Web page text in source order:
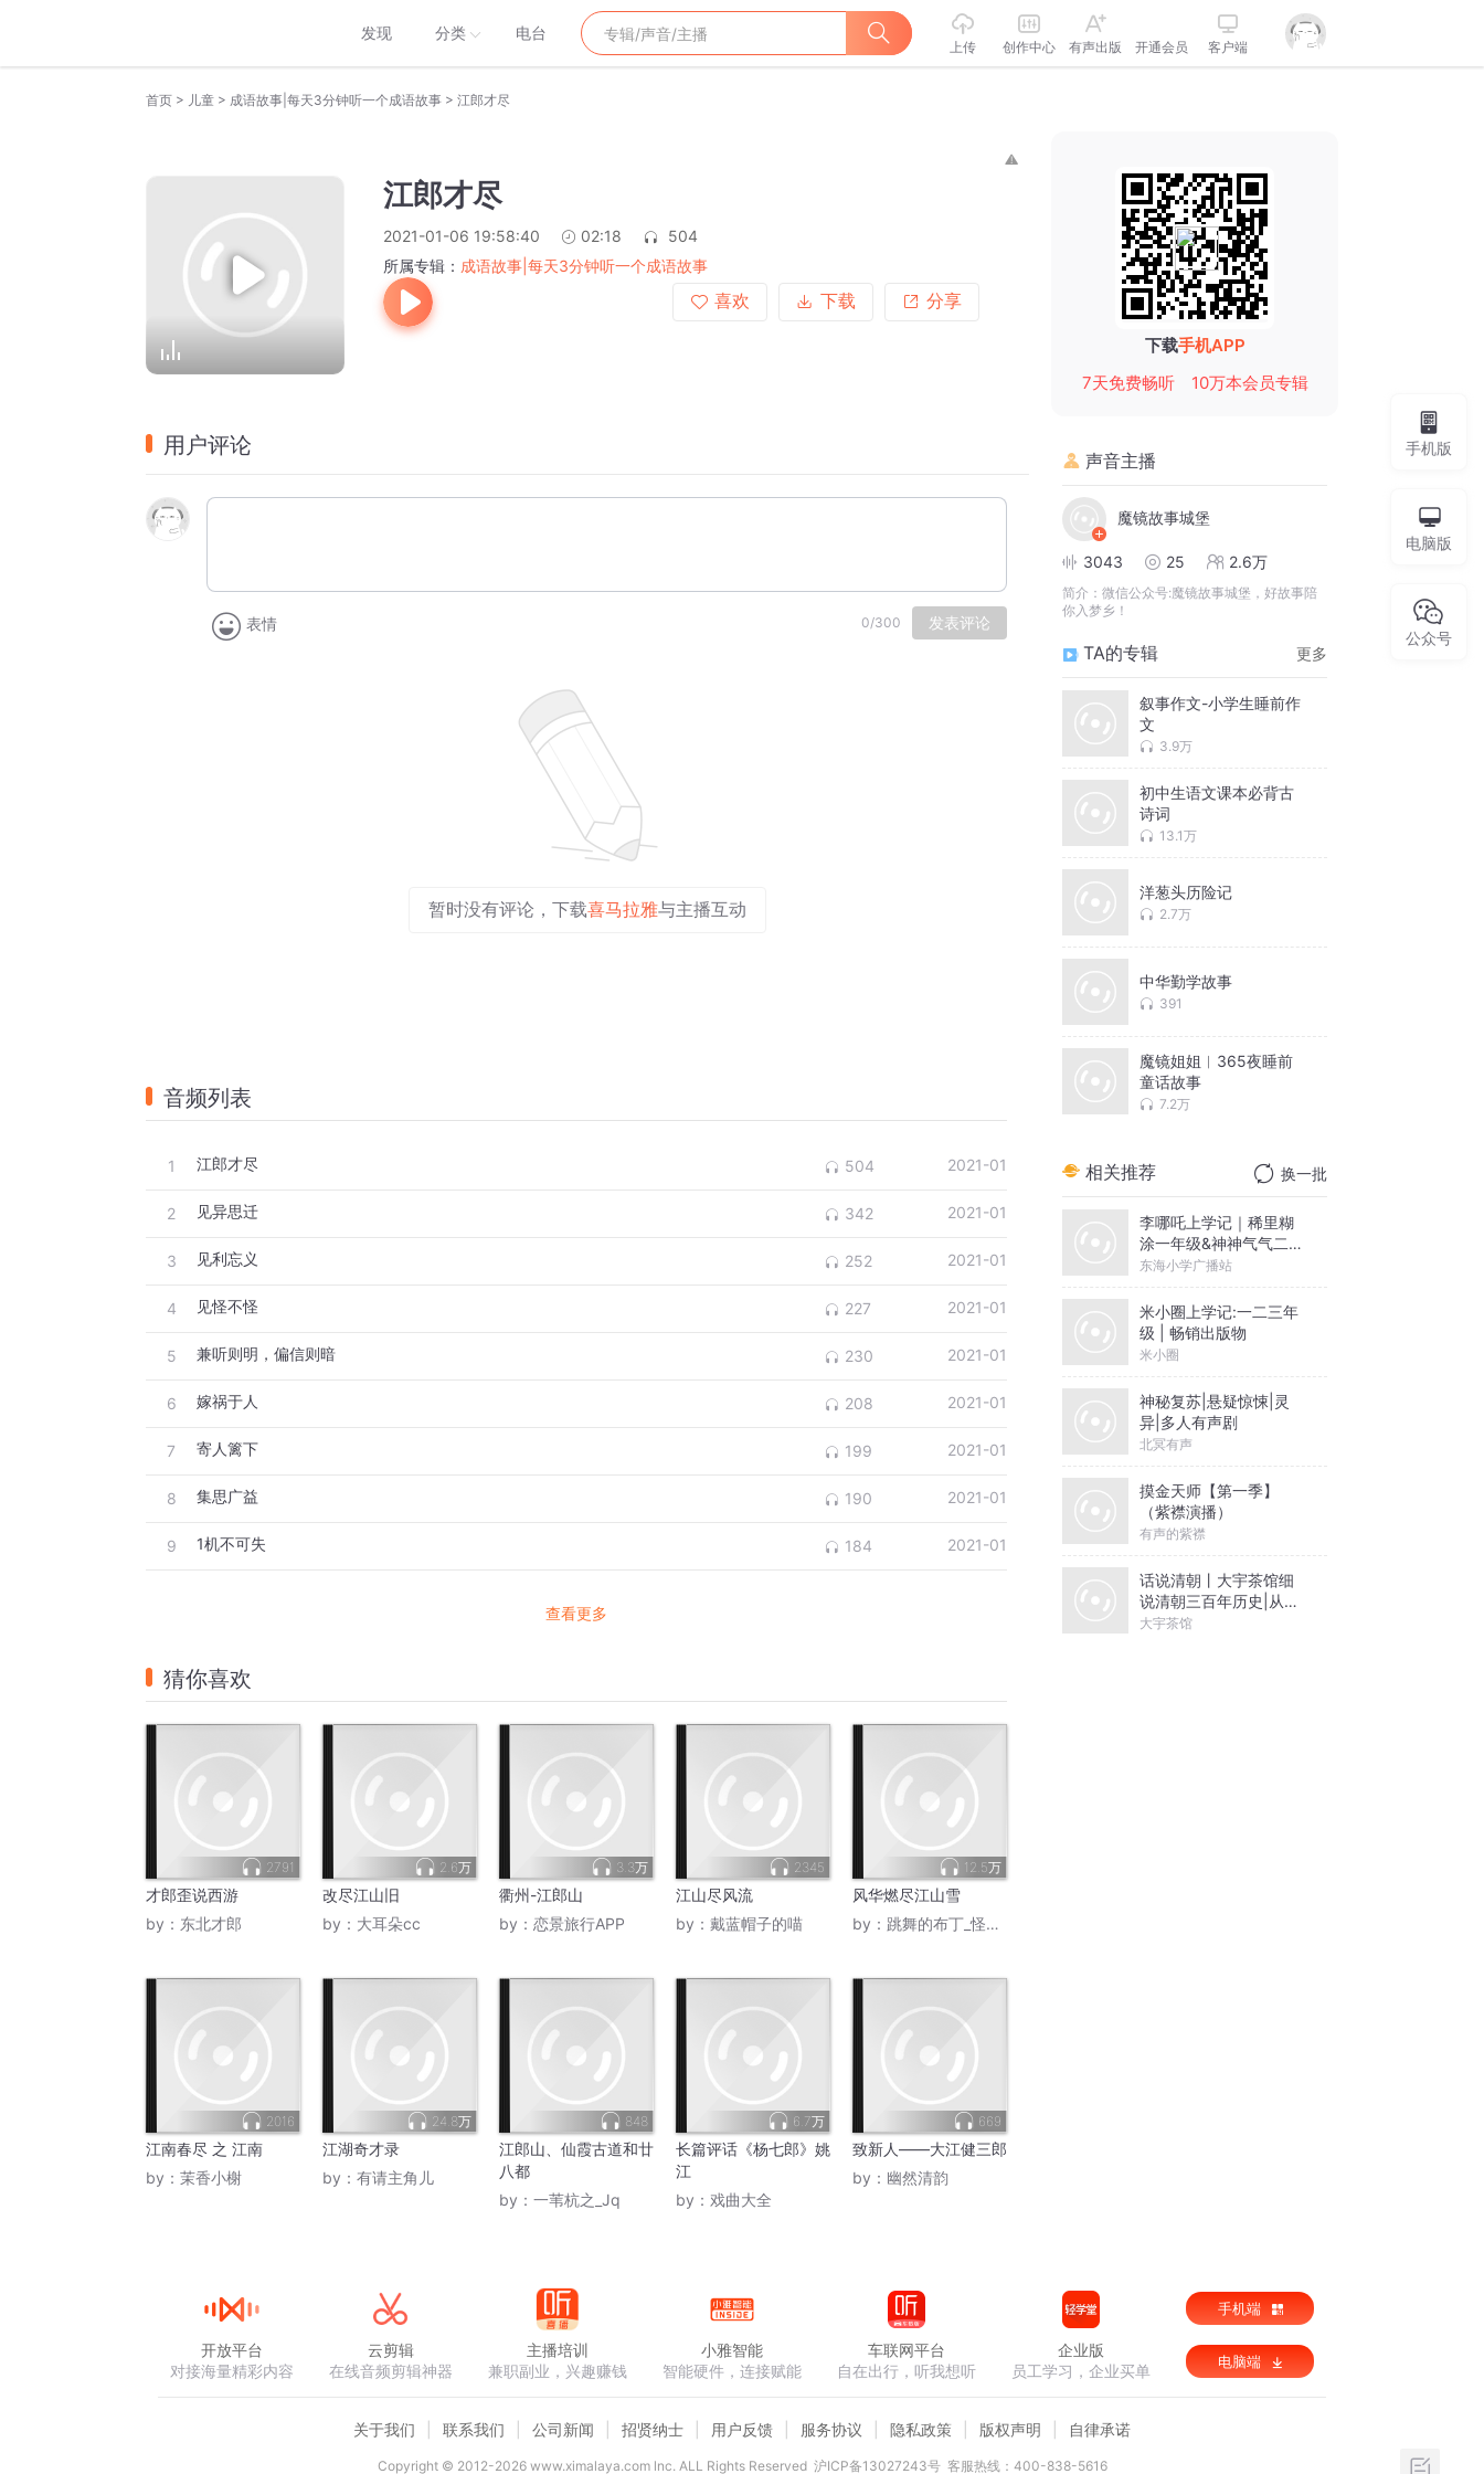
发现 分类 电台
上传 创作中心 有声出版 开通会员 客户端
首页 > 儿童 > 成语故事|每天3分钟听一个成语故事 > 江郎才尽
江郎才尽
2021-01-06 19:58:40 02:18
504
所属专辑： 成语故事|每天3分钟听一个成语故事
喜欢
下载 分享
用户评论
表情 0/300 发表评论
暂时没有评论，下载喜马拉雅与主播互动
音频列表
1 江郎才尽 504 2021-01
2 见异思迁 342 2021-01
3 见利忘义 252 2021-01
4 见怪不怪 227 2021-01
5 兼听则明，偏信则暗 230 2021-01
6 嫁祸于人 208 2021-01
7 寄人篱下 199 2021-01
8 集思广益 190 2021-01
9 1机不可失 184 2021-01
查看更多
猜你喜欢
2791
才郎歪说西游
by： 东北才郎
2.6万
改尽江山旧
by： 大耳朵cc
3.3万
衢州-江郎山
by： 恋景旅行APP
2345
江山尽风流
by： 戴蓝帽子的喵
12.5万
风华燃尽江山雪
by： 跳舞的布丁_怪兽工厂
2016
江南春尽 之 江南
by： 茉香小榭
24.8万
江湖奇才录
by： 有请主角儿
848
江郎山、仙霞古道和廿
八都
by： 一苇杭之_Jq
6.7万
长篇评话《杨七郎》姚
江
by： 戏曲大全
669
致新人——大江健三郎
by： 幽然清韵
下载手机APP
7天免费畅听
10万本会员专辑
声音主播
魔镜故事城堡
3043 25 2.6万
简介： 微信公众号:魔镜故事城堡，好故事陪
你入梦乡！
TA的专辑 更多
叙事作文-小学生睡前作
文
3.9万
初中生语文课本必背古
诗词
13.1万
洋葱头历险记
2.7万
中华勤学故事
391
魔镜姐姐︱365夜睡前
童话故事
7.2万
相关推荐 换一批
李哪吒上学记｜稀里糊
涂一年级&神神气气二年
级
东海小学广播站
米小圈上学记:一二三年
级 | 畅销出版物
米小圈
神秘复苏|悬疑惊悚|灵
异|多人有声剧
北冥有声
摸金天师【第一季】
（紫襟演播）
有声的紫襟
话说清朝丨大宇茶馆细
说清朝三百年历史|从努
尔哈赤到末代皇帝溥仪|
大宇茶馆
手机版
电脑版
公众号
开放平台
对接海量精彩内容
云剪辑
在线音频剪辑神器
主播培训
兼职副业，兴趣赚钱
小雅智能
智能硬件，连接赋能
车联网平台
自在出行，听我想听
企业版
员工学习，企业买单
手机端
电脑端
关于我们 联系我们 公司新闻 招贤纳士 用户反馈 服务协议 隐私政策 版权声明 自律承诺
Copyright © 2012-2026www.ximalaya.com lnc. ALL Rights Reserved 沪ICP备13027243号 客服热线：400-838-5616